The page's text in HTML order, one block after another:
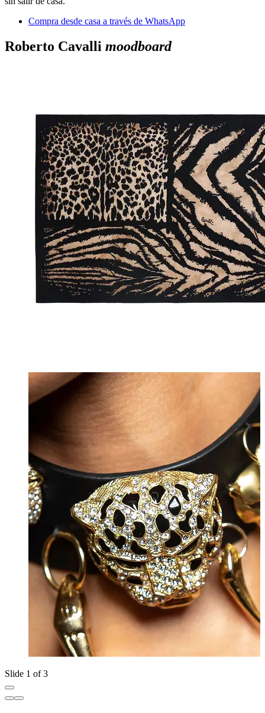
Compra desde casa a través de WhatsApp
Roberto Cavalli moodboard
Slide 1 of 3